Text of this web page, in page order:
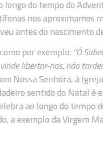
longo do tempo do
nos aproximamos
antes do nascimento
por exemplo: “Ó
libertar-nos, não
Nossa Senhora, a
sentido do Natal é
ao longo do tempo
a exemplo da Virgem